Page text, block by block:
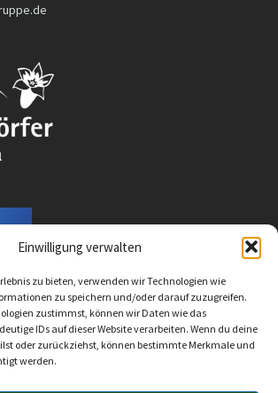
Einwilligung verwalten
zu bieten, verwenden wir Technologien wie
zu speichern und/oder darauf zuzugreifen.
zustimmst, können wir Daten wie das
IDs auf dieser Website verarbeiten. Wenn du deine
oder zurückziehst, können bestimmte Merkmale und
werden.